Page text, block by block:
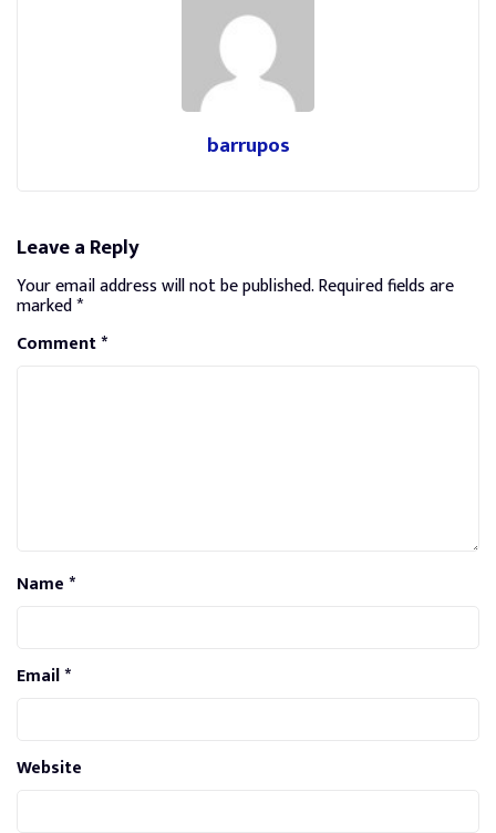
barrupos
Leave a Reply
Your email address will not be published.Required fields are
marked*
Comment*
Name*
Email*
Website